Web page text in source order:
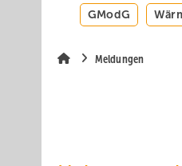
GModG
Meldungen